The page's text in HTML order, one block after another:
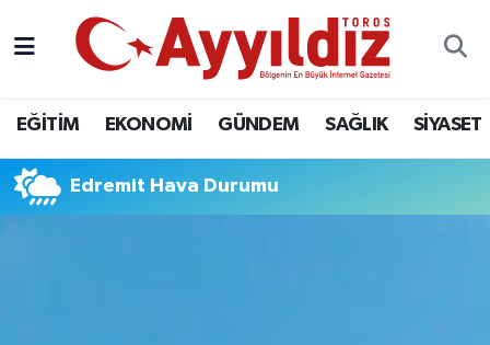
EĞİTİM EKONOMİ GÜNDEM SAĞLIK SİYASET
Edremit Hava Durumu